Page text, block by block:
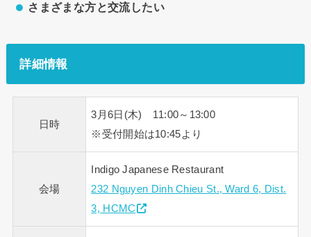
さまざまな方と交流したい
詳細情報
日時
3月6日(木) 11:00～13:00
※受付開始は10:45より
会場
Indigo Japanese Restaurant
232 Nguyen Dinh Chieu St., Ward 6, Dist.
3, HCMC